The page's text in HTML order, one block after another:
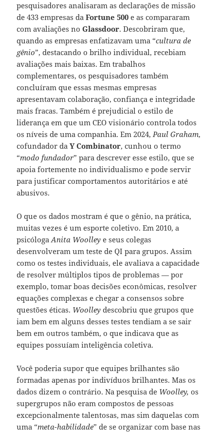
pesquisadores analisaram as declarações de missão
de 433 empresas daFortune 500 e as compararam
com avaliações noGlassdoor. Descobriram que,
quando as empresas enfatizavam uma “cultura de
gênio”, destacando o brilho individual, recebiam
avaliações mais baixas. Em trabalhos
complementares, os pesquisadores também
concluíram que essas mesmas empresas
apresentavam colaboração, confiança e integridade
mais fracas. Também é prejudicial o estilo de
liderança em que um CEO visionário controla todos
os níveis de uma companhia. Em 2024,Paul Graham,
cofundador daY Combinator, cunhou o termo
“modo fundador” para descrever esse estilo, que se
apoia fortemente no individualismo e pode servir
para justificar comportamentos autoritários e até
abusivos.
O que os dados mostram é que o gênio, na prática,
muitas vezes é um esporte coletivo. Em 2010, a
psicólogaAnita Woolley e seus colegas
desenvolveram um teste de QI para grupos. Assim
como os testes individuais, ele avaliava a capacidade
de resolver múltiplos tipos de problemas — por
exemplo, tomar boas decisões econômicas, resolver
equações complexas e chegar a consensos sobre
questões éticas. Woolley descobriu que grupos que
iam bem em alguns desses testes tendiam a se sair
bem em outros também, o que indicava que as
equipes possuíam inteligência coletiva.
Você poderia supor que equipes brilhantes são
formadas apenas por indivíduos brilhantes. Mas os
dados dizem o contrário. Na pesquisa de Woolley, os
supergrupos não eram compostos de pessoas
excepcionalmente talentosas, mas sim daquelas com
uma “meta-habilidade” de se organizar com base nas